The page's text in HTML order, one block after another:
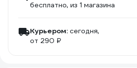
бесплатно, из 1 магазина
Курьером: сегодня,
от 290 ₽